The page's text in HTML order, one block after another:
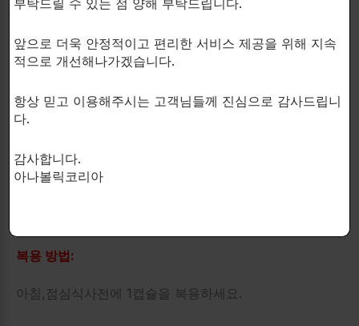
이 성분은 혈당 조절을 돕고, 인슐린 생산을 촉진하며,
Semaglutide는 일반적으로 2형 당뇨병 환자들에게 처
방되며, 주사형태로 사용됩니다.
추가적으로, 체중 감량을 돕는 것으로도 알려져 있습니
다.
복용 방법:
아침,점심식사전에 1캡슐을 복용하세요.
부탁드릴 수 있는 점 양해 부탁드립니다.
앞으로 더욱 안정적이고 편리한 서비스 제공을 위해 지속
적으로 개선해나가겠습니다.
항상 믿고 이용해주시는 고객님들께 진심으로 감사드립니
다.
감사합니다.
아나볼릭코리아